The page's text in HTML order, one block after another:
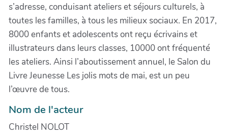
s’adresse, conduisant ateliers et séjours culturels, à
toutes les familles, à tous les milieux sociaux. En 2017,
8000 enfants et adolescents ont reçu écrivains et
illustrateurs dans leurs classes, 10000 ont fréquenté
les ateliers. Ainsi l’aboutissement annuel, le Salon du
Livre Jeunesse Les jolis mots de mai, est un peu
l’œuvre de tous.
Nom de l'acteur
Christel NOLOT